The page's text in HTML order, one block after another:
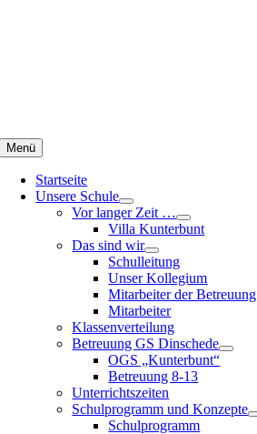
Menü
Startseite
Unsere Schule
Vor langer Zeit …
Villa Kunterbunt
Das sind wir
Schulleitung
Unser Kollegium
Mitarbeiter der Betreuung
Mitarbeiter
Klassenverteilung
Betreuung GS Dinschede
OGS „Kunterbunt“
Betreuung 8-13
Unterrichtszeiten
Schulprogramm und Konzepte
Schulprogramm